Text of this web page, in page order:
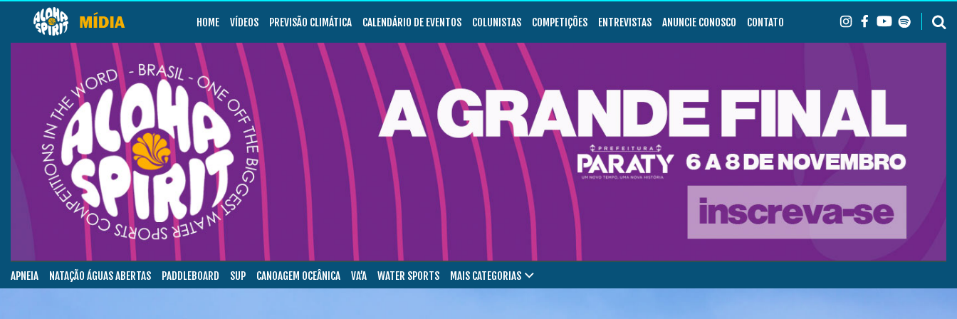
HOME VÍDEOS PREVISÃO CLIMÁTICA CALENDÁRIO DE EVENTOS COLUNISTAS COMPETIÇÕES ENTREVISTAS ANUNCIE CONOSCO CONTATO
APNEIA NATAÇÃO ÁGUAS ABERTAS PADDLEBOARD SUP CANOAGEM OCEÂNICA VA’A WATER SPORTS MAIS CATEGORIAS